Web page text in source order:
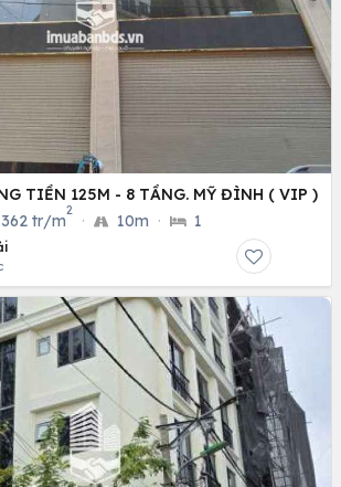
TIỀN 125M - 8 TẦNG. MỸ ĐÌNH ( VIP )
362 tr/m
2
· 10m · 1